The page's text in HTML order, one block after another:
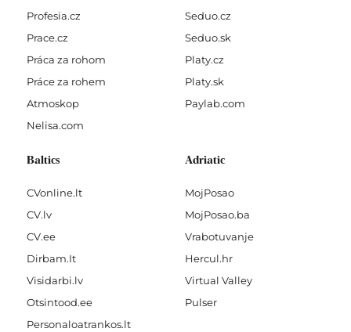
Profesia.cz
Prace.cz
Práca za rohom
Práce za rohem
Atmoskop
Nelisa.com
Seduo.cz
Seduo.sk
Platy.cz
Platy.sk
Paylab.com
Baltics
CVonline.lt
CV.lv
CV.ee
Dirbam.It
Visidarbi.lv
Otsintood.ee
Personaloatrankos.lt
Adriatic
MojPosao
MojPosao.ba
Vrabotuvanje
Hercul.hr
Virtual Valley
Pulser